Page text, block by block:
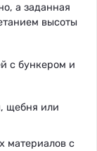
а заданная
высоты
с бункером и
щебня или
материалов с